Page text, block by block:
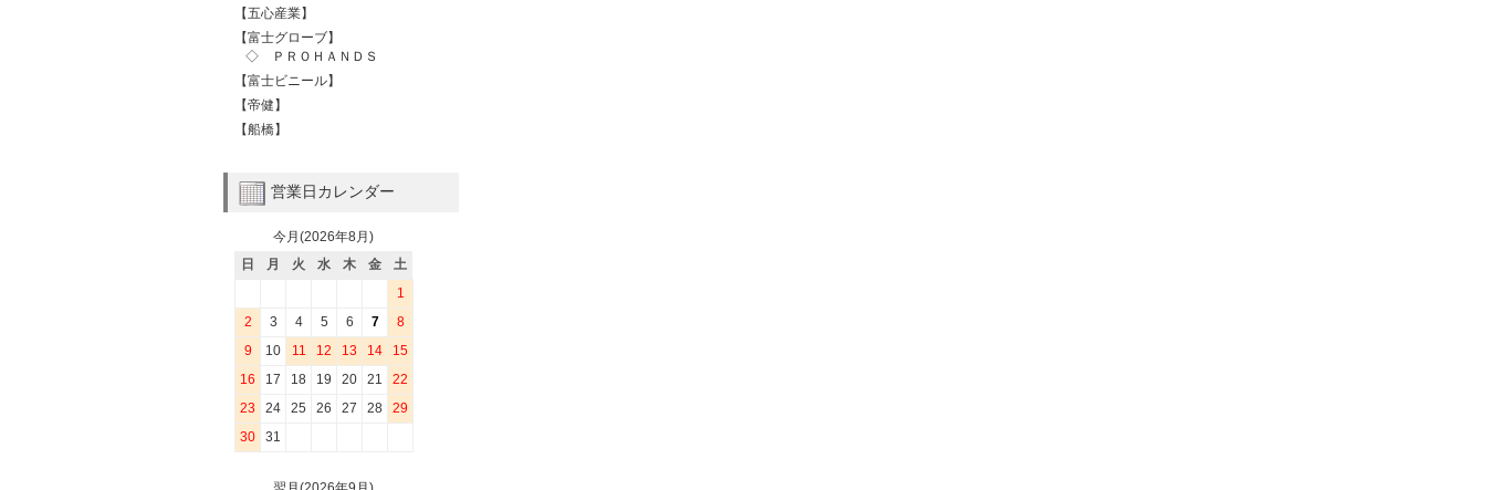
【五心産業】
【富士グローブ】
◇ ＰＲＯＨＡＮＤＳ
【富士ビニール】
【帝健】
【船橋】
営業日カレンダー
今月(2026年8月)
日
月 火 水 木 金
土
1
2
3 4 5 6 7
8
9
10 11 12 13 14
15
16
17 18 19 20 21
22
23
24 25 26 27 28
29
30
31